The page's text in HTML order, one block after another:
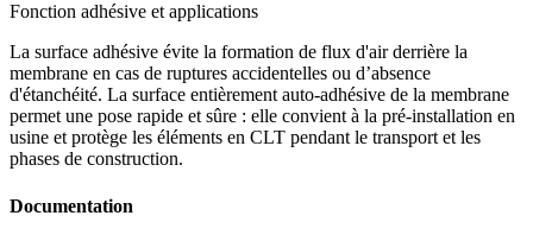
Fonction adhésive et applications
La surface adhésive évite la formation de flux d'air derrière la
membrane en cas de ruptures accidentelles ou d’absence
d'étanchéité. La surface entièrement auto-adhésive de la membrane
permet une pose rapide et sûre : elle convient à la pré-installation en
usine et protège les éléments en CLT pendant le transport et les
phases de construction.
Documentation